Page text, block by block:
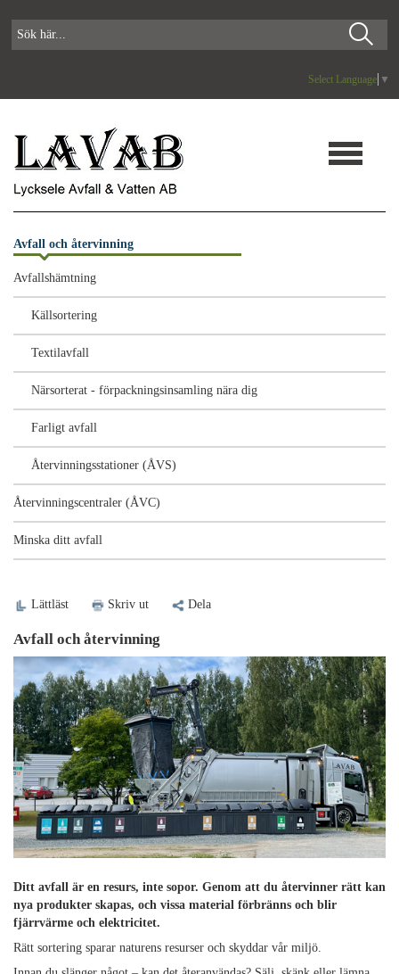
Select Language ▼
Avfall och återvinning
Avfallshämtning
Källsortering
Textilavfall
Närsorterat - förpackningsinsamling nära dig
Farligt avfall
Återvinningsstationer (ÅVS)
Återvinningscentraler (ÅVC)
Minska ditt avfall
Lättläst Skriv ut Dela
Avfall och återvinning
Ditt avfall är en resurs, inte sopor. Genom att du återvinner rätt kan
nya produkter skapas, och vissa material förbränns och blir
fjärrvärme och elektricitet.
Rätt sortering sparar naturens resurser och skyddar vår miljö.